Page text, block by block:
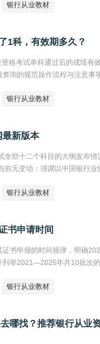
银行从业教材
1科，有效期多久？
格考试单科通过后的成绩有
询的规范操作流程与注意事
银行从业教材
最新版本
全部十二个科目的大纲发布
无变动；强调以中国银行业
银行从业教材
书申请时间
书申领的时间规律，明确
举2021—2025年共10批次
银行从业教材
哪找？推荐银行从业